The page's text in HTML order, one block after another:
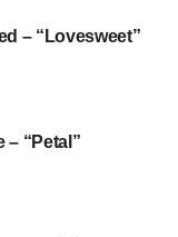
– “Lovesweet”
– “Petal”